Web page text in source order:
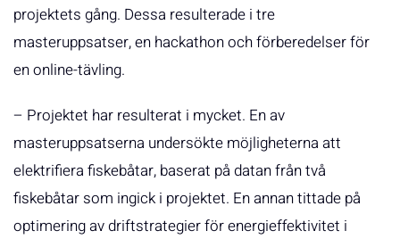
projektets gång. Dessa resulterade i tre
masteruppsatser, en hackathon och förberedelser för
en online-tävling.
– Projektet har resulterat i mycket. En av
masteruppsatserna undersökte möjligheterna att
elektrifiera fiskebåtar, baserat på datan från två
fiskebåtar som ingick i projektet. En annan tittade på
optimering av driftstrategier för energieffektivitet i